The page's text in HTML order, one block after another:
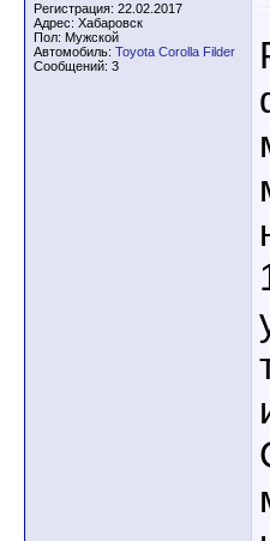
Регистрация: 22.02.2017
Адрес: Хабаровск
Пол: Мужской
Автомобиль: Toyota Corolla Filder
Сообщений: 3